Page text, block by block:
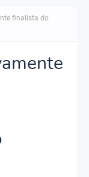
finalista do